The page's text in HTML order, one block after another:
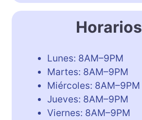
Horarios
Lunes: 8AM–9PM
Martes: 8AM–9PM
Miércoles: 8AM–9PM
Jueves: 8AM–9PM
Viernes: 8AM–9PM